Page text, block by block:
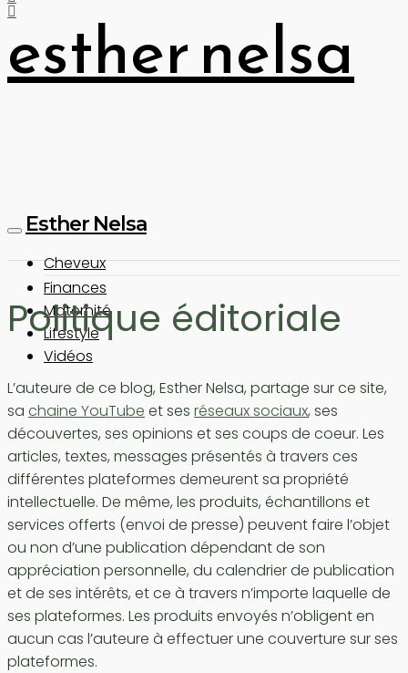
esther nelsa
Esther Nelsa
Cheveux
Finances
Maternité
Lifestyle
Vidéos
Politique éditoriale
L’auteure de ce blog, Esther Nelsa, partage sur ce site,
sa chaine YouTube et ses réseaux sociaux, ses
découvertes, ses opinions et ses coups de coeur. Les
articles, textes, messages présentés à travers ces
différentes plateformes demeurent sa propriété
intellectuelle. De même, les produits, échantillons et
services offerts (envoi de presse) peuvent faire l’objet
ou non d’une publication dépendant de son
appréciation personnelle, du calendrier de publication
et de ses intérêts, et ce à travers n’importe laquelle de
ses plateformes. Les produits envoyés n’obligent en
aucun cas l’auteure à effectuer une couverture sur ses
plateformes.